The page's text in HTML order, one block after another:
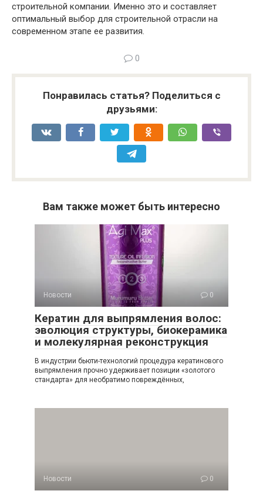
строительной компании. Именно это и составляет
оптимальный выбор для строительной отрасли на
современном этапе ее развития.
0
Понравилась статья? Поделиться с
друзьями:
Вам также может быть интересно
Новости 0
Кератин для выпрямления волос:
эволюция структуры, биокерамика
и молекулярная реконструкция
В индустрии бьюти-технологий процедура кератинового
выпрямления прочно удерживает позиции «золотого
стандарта» для необратимо повреждённых,
Новости 0